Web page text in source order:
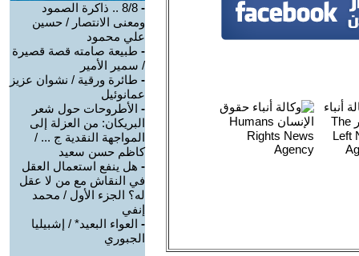
-
8/8 .. ذاكرة الصمود
ومعنى الانتصار / حسين
علي محمود
- طبيعة صامته قصة قصيرة
/ سمير الأمير
- طائرة ورقية / نشوان عزيز
عمانوئيل
- الأطروحات حول شعر
البريكان: من العزلة إلى
المواجهة النقدية ج ... /
كاظم حسن سعيد
- هل ينفع استعمال العقل
في النقاش مع من لا عقل
له؟ الجزء الأول / محمد
إنفي
- العواء البعيد* / إشبيليا
الجبوري